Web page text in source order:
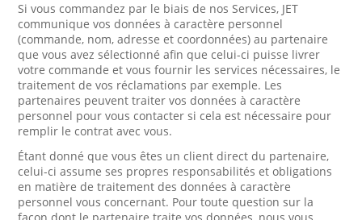
Si vous commandez par le biais de nos Services, JET
communique vos données à caractère personnel
(commande, nom, adresse et coordonnées) au partenaire
que vous avez sélectionné afin que celui-ci puisse livrer
votre commande et vous fournir les services nécessaires, le
traitement de vos réclamations par exemple. Les
partenaires peuvent traiter vos données à caractère
personnel pour vous contacter si cela est nécessaire pour
remplir le contrat avec vous.
Étant donné que vous êtes un client direct du partenaire,
celui-ci assume ses propres responsabilités et obligations
en matière de traitement des données à caractère
personnel vous concernant. Pour toute question sur la